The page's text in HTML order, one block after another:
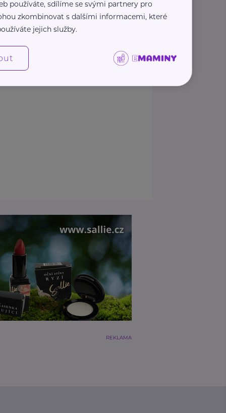
Zobrazit přehled společností
REKLAMA
používáte, sdílíme se svými partnery pro
zkombinovat s dalšími informacemi, které
jejich služby.